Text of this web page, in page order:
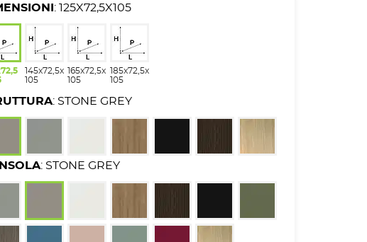
: 125X72,5X105
145x72,5x
105
165x72,5x
105
185x72,5x
105
: STONE GREY
: STONE GREY